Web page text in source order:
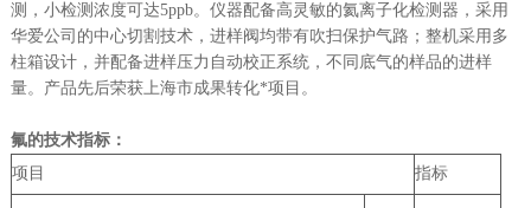
测，小检测浓度可达5ppb。仪器配备高灵敏的氦离子化检测器，采用
华爱公司的中心切割技术，进样阀均带有吹扫保护气路；整机采用多
柱箱设计，并配备进样压力自动校正系统，不同底气的样品的进样
量。产品先后荣获上海市成果转化*项目。
氟的技术指标：
项目
指标